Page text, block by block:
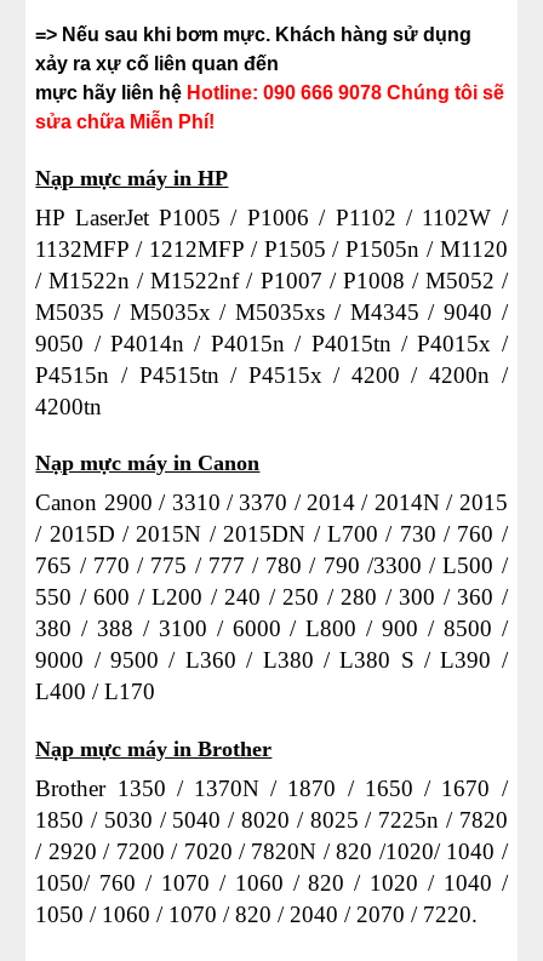
=> Nếu sau khi bơm mực. Khách hàng sử dụng
xảy ra xự cố liên quan đến
mực hãy liên hệ Hotline: 090 666 9078 Chúng tôi sẽ
sửa chữa Miễn Phí!
Nạp mực máy in HP
HP LaserJet P1005 / P1006 / P1102 / 1102W /
1132MFP / 1212MFP / P1505 / P1505n / M1120
/ M1522n / M1522nf / P1007 / P1008 / M5052 /
M5035 / M5035x / M5035xs / M4345 / 9040 /
9050 / P4014n / P4015n / P4015tn / P4015x /
P4515n / P4515tn / P4515x / 4200 / 4200n /
4200tn
Nạp mực máy in Canon
Canon 2900 / 3310 / 3370 / 2014 / 2014N / 2015
/ 2015D / 2015N / 2015DN / L700 / 730 / 760 /
765 / 770 / 775 / 777 / 780 / 790 /3300 / L500 /
550 / 600 / L200 / 240 / 250 / 280 / 300 / 360 /
380 / 388 / 3100 / 6000 / L800 / 900 / 8500 /
9000 / 9500 / L360 / L380 / L380 S / L390 /
L400 / L170
Nạp mực máy in Brother
Brother 1350 / 1370N / 1870 / 1650 / 1670 /
1850 / 5030 / 5040 / 8020 / 8025 / 7225n / 7820
/ 2920 / 7200 / 7020 / 7820N / 820 /1020/ 1040 /
1050/ 760 / 1070 / 1060 / 820 / 1020 / 1040 /
1050 / 1060 / 1070 / 820 / 2040 / 2070 / 7220.